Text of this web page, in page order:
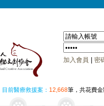
加入會員 密
目前醫療救援案： 12,668筆，共花費金